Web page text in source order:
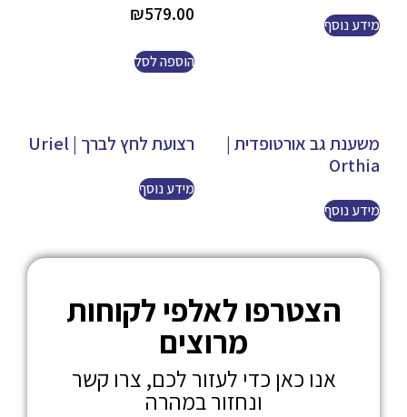
מידע נוסף
₪579.00
הוספה לסל
משענת גב אורטופדית |
Orthia
מידע נוסף
רצועת לחץ לברך | Uriel
מידע נוסף
הצטרפו לאלפי לקוחות
מרוצים
אנו כאן כדי לעזור לכם, צרו קשר
ונחזור במהרה